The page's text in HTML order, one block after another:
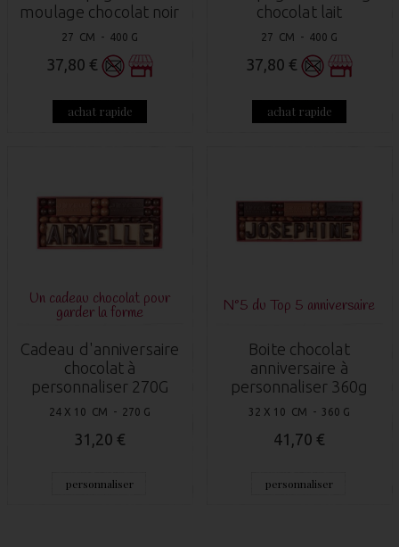
moulage chocolat noir
27 CM - 400 G
37,80 €
achat rapide
chocolat lait
27 CM - 400 G
37,80 €
achat rapide
Un cadeau chocolat pour
garder la forme
Cadeau d'anniversaire
chocolat à
personnaliser 270G
24 X 10 CM - 270 G
31,20 €
personnaliser
N°5 du Top 5 anniversaire
Boite chocolat
anniversaire à
personnaliser 360g
32 X 10 CM - 360 G
41,70 €
personnaliser